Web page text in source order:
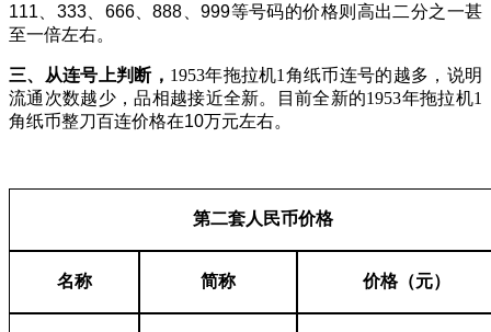
111、333、666、888、999等号码的价格则高出二分之一甚
至一倍左右。
三、从连号上判断， 1953年拖拉机1角纸币连号的越多，说明
流通次数越少，品相越接近全新。目前全新的1953年拖拉机1
角纸币整刀百连价格在10万元左右。
第二套人民币价格
名称 简称 价格（元）